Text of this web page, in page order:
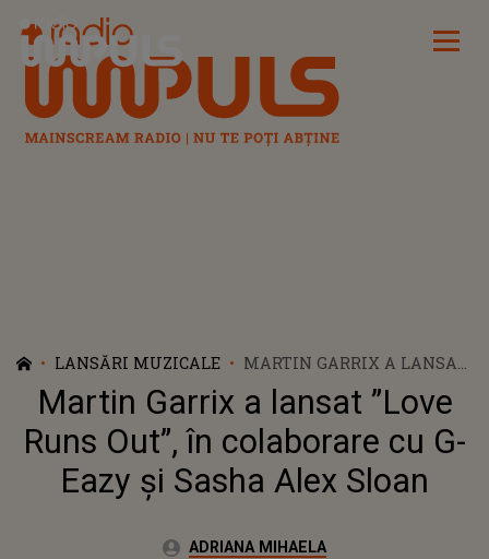
Radio Impuls
LANSĂRI MUZICALE
MARTIN GARRIX A LANSAT
”LOVE RUNS OUT”, ÎN
COLABORARE CU G-EAZY ȘI
SASHA ALEX SLOAN
Martin Garrix a lansat ”Love
Runs Out”, în colaborare cu G-
Eazy și Sasha Alex Sloan
Autor:ADRIANA MIHAELA